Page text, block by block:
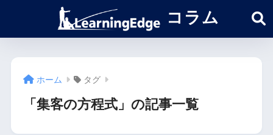
コラム
ホーム タグ
「集客の方程式」の記事一覧